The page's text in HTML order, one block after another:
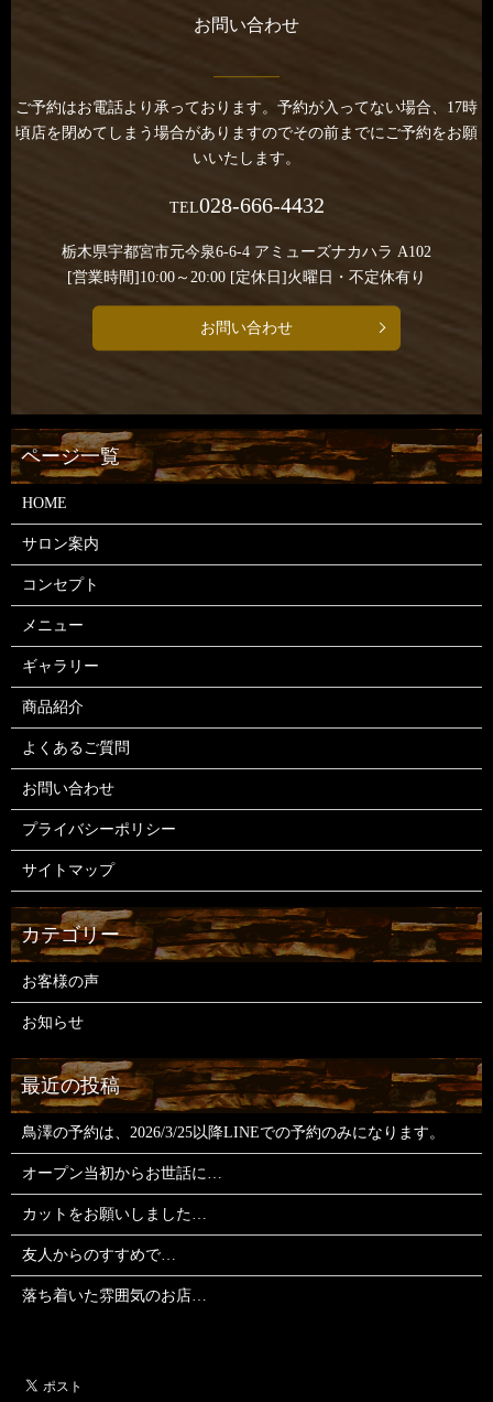
お問い合わせ
ご予約はお電話より承っております。 予約が入ってない場合、17時
頃店を閉めてしまう場合がありますのでその前までにご予約をお願
いいたします。
TEL028-666-4432
栃木県宇都宮市元今泉6-6-4 アミューズナカハラ A102
[営業時間]10:00～20:00 [定休日]火曜日・不定休有り
お問い合わせ
HOME
サロン案内
コンセプト
メニュー
ギャラリー
商品紹介
よくあるご質問
お問い合わせ
プライバシーポリシー
サイトマップ
お客様の声
お知らせ
鳥澤の予約は、2026/3/25以降LINEでの予約のみになります。
オープン当初からお世話に…
カットをお願いしました…
友人からのすすめで…
落ち着いた雰囲気のお店…